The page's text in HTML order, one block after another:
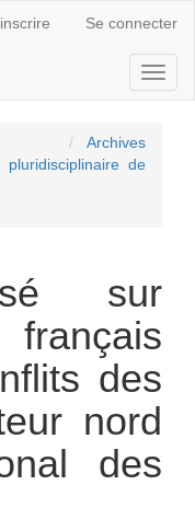
Se connecter
Archives
de
sur
des
nord
des